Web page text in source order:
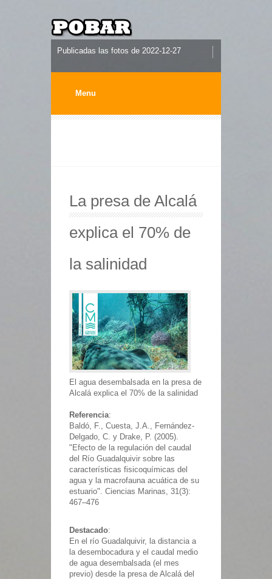
Publicadas las fotos de 2022-12-27
Menu
La presa de Alcalá
explica el 70% de
la salinidad
El agua desembalsada en la presa de
Alcalá explica el 70% de la salinidad
Referencia:
Baldó, F., Cuesta, J.A., Fernández-
Delgado, C. y Drake, P. (2005).
"Efecto de la regulación del caudal
del Río Guadalquivir sobre las
características fisicoquímicas del
agua y la macrofauna acuática de su
estuario". Ciencias Marinas, 31(3):
467–476
Destacado:
En el río Guadalquivir, la distancia a
la desembocadura y el caudal medio
de agua desembalsada (el mes
previo) desde la presa de Alcalá del